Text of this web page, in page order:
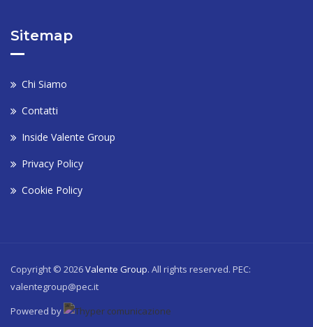
Sitemap
Chi Siamo
Contatti
Inside Valente Group
Privacy Policy
Cookie Policy
Copyright © 2026Valente Group. All rights reserved. PEC:
valentegroup@pec.it
Powered by